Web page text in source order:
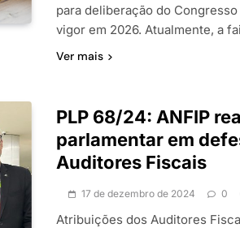
para deliberação do
vigor em 2026. Atualmente, a
Ver mais
PLP 68/24: ANFIP
parlamentar em
Auditores Fiscais
17 de dezembro de 2024 0
Atribuições dos Auditores